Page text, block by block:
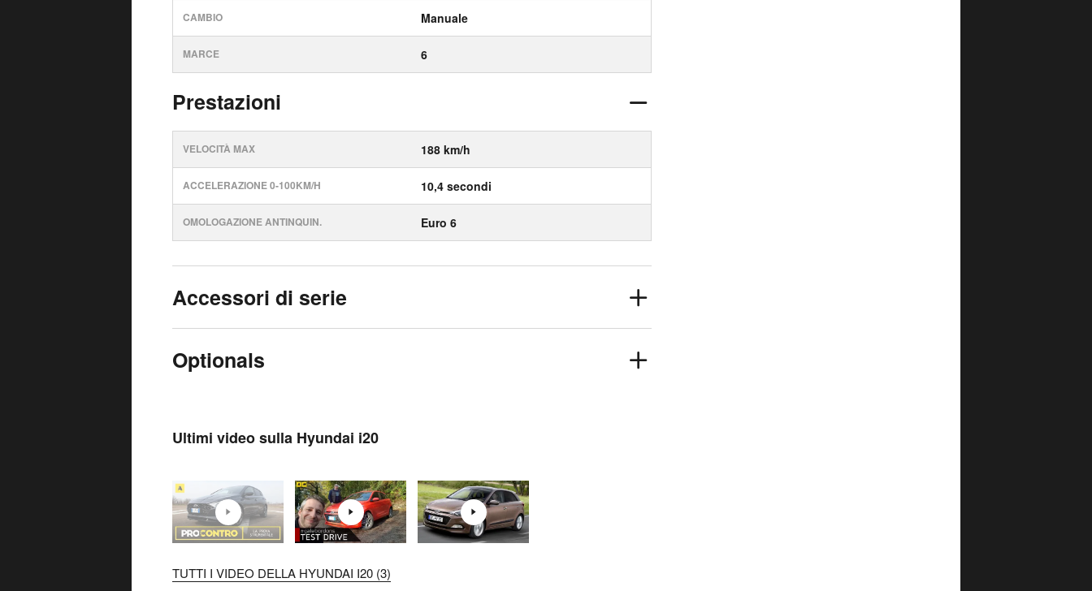
CAMBIO Manuale
MARCE 6
Prestazioni
VELOCITÀ MAX 188 km/h
ACCELERAZIONE 0-100KM/H 10,4 secondi
OMOLOGAZIONE ANTINQUIN. Euro 6
Accessori di serie
Optionals
Ultimi video sulla Hyundai i20
TUTTI I VIDEO DELLA HYUNDAI I20 (3)